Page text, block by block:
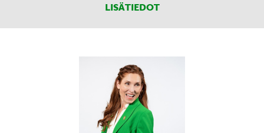
LISÄTIEDOT